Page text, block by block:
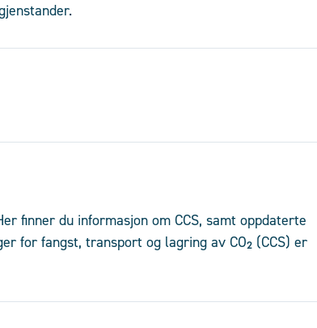
finner du informasjon om CCS, samt oppdaterte
for fangst, transport og lagring av CO₂ (CCS) er